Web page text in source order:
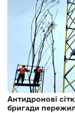
Антидронові
бригади